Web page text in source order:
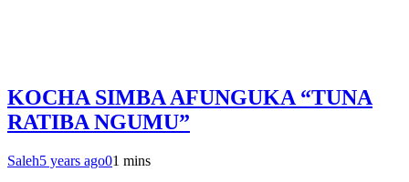
KOCHA SIMBA AFUNGUKA “TUNA
RATIBA NGUMU”
Saleh5 years ago01 mins